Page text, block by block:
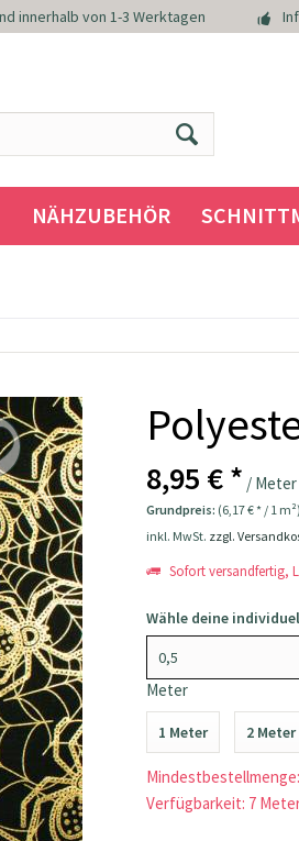
innerhalb von 1-3 Werktagen
NÄHZUBEHÖR
8,95 € * / Meter
Grundpreis: (6,17 € * / 1 m²)
inkl. MwSt. zzgl.
Sofort versandfertig,
Wähle deine
Meter
1 Meter 2 Meter
Verfügbarkeit: 7